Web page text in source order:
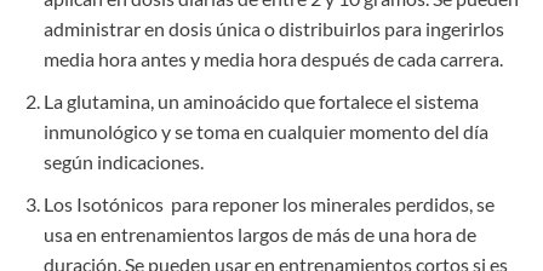
administrar en dosis única o distribuirlos para ingerirlos
media hora antes y media hora después de cada carrera.
La glutamina, un aminoácido que fortalece el sistema
inmunológico y se toma en cualquier momento del día
según indicaciones.
Los Isotónicos para reponer los minerales perdidos, se
usa en entrenamientos largos de más de una hora de
duración. Se pueden usar en entrenamientos cortos si es